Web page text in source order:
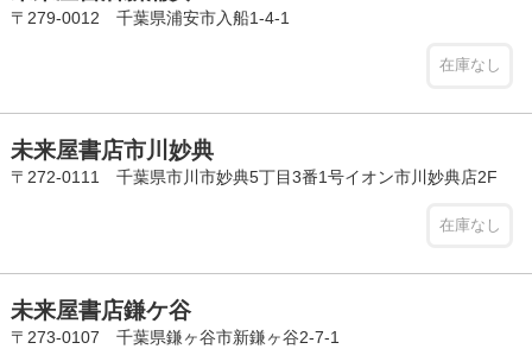
〒279-0012 千葉県浦安市入船1-4-1
在庫なし
未来屋書店市川妙典
〒272-0111 千葉県市川市妙典5丁目3番1号イオン市川妙典店2F
在庫なし
未来屋書店鎌ケ谷
〒273-0107 千葉県鎌ヶ谷市新鎌ヶ谷2-7-1